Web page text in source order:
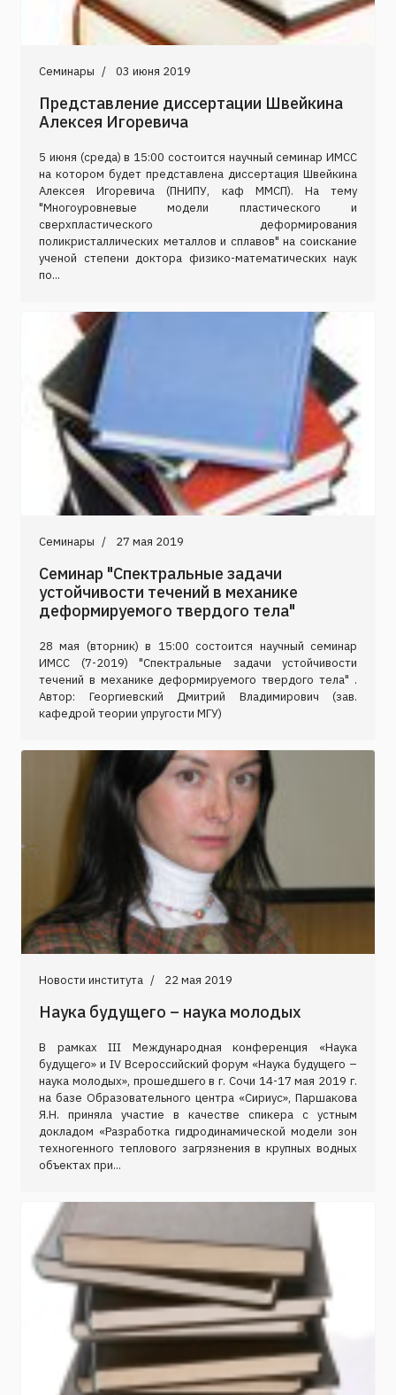
Семинары 03 июня 2019
Представление диссертации Швейкина
Алексея Игоревича
5 июня (среда) в 15:00 состоится научный семинар ИМСС
на котором будет представлена диссертация Швейкина
Алексея Игоревича (ПНИПУ, каф ММСП). На тему
"Многоуровневые модели пластического и
сверхпластического деформирования
поликристаллических металлов и сплавов" на соискание
ученой степени доктора физико-математических наук
по...
Семинары 27 мая 2019
Семинар "Спектральные задачи
устойчивости течений в механике
деформируемого твердого тела"
28 мая (вторник) в 15:00 состоится научный семинар
ИМСС (7-2019) "Спектральные задачи устойчивости
течений в механике деформируемого твердого тела" .
Автор: Георгиевский Дмитрий Владимирович (зав.
кафедрой теории упругости МГУ)
Новости института 22 мая 2019
Наука будущего – наука молодых
В рамках III Международная конференция «Наука
будущего» и IV Всероссийский форум «Наука будущего –
наука молодых», прошедшего в г. Сочи 14-17 мая 2019 г.
на базе Образовательного центра «Сириус», Паршакова
Я.Н. приняла участие в качестве спикера с устным
докладом «Разработка гидродинамической модели зон
техногенного теплового загрязнения в крупных водных
объектах при...